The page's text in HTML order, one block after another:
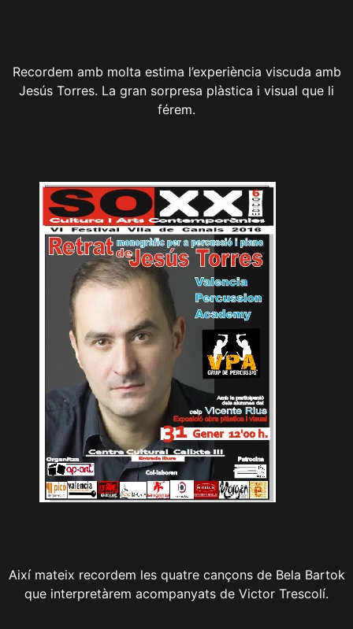
Recordem amb molta estima l’experiència viscuda amb
Jesús Torres. La gran sorpresa plàstica i visual que li
férem.
Així mateix recordem les quatre cançons de Bela Bartok
que interpretàrem acompanyats de Victor Trescolí.